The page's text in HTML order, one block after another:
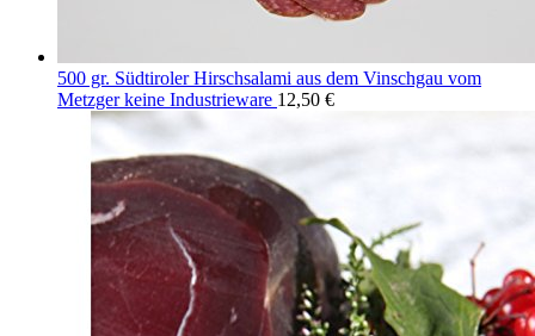
500 gr. Südtiroler Hirschsalami aus dem Vinschgau vom
Metzger keine Industrieware 12,50 €